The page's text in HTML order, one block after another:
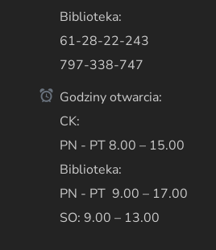
Biblioteka:
61-28-22-243
797-338-747
Godziny otwarcia:
CK:
PN - PT 8.00 – 15.00
Biblioteka:
PN - PT 9.00 – 17.00
SO: 9.00 – 13.00